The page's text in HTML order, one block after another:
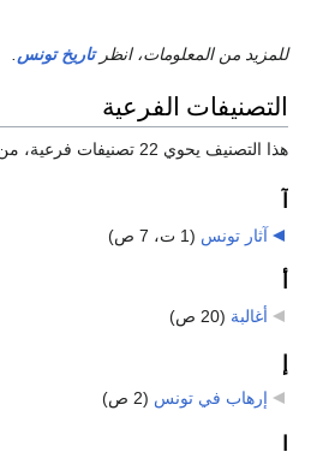
للمزيد من المعلومات، انظرتاريخ تونس
التصنيفات الفرعية
هذا التصنيف يحوي 22 تصنيفات فرعية، من إجمالي 22.
آثار تونس (1 ت، 7 ص)
أغالبة (20 ص)
إ
إرهاب في تونس (2 ص)